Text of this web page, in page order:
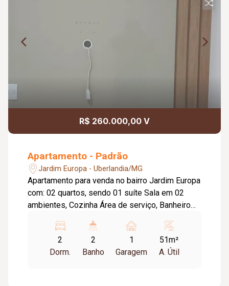
R$ 260.000,00 V
Apartamento - Padrão
Jardim Europa - Uberlandia/MG
Apartamento para venda no bairro Jardim Europa
com: 02 quartos, sendo 01 suíte Sala em 02
ambientes, Cozinha Área de serviço, Banheiro
garagem Prédio com elevador, gás encanado.
2
Dorm.
2
Banho
1
Garagem
51m²
A. Útil